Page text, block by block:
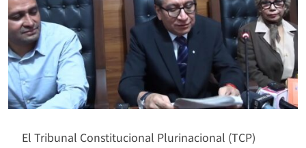
El Tribunal Constitucional Plurinacional (TCP)